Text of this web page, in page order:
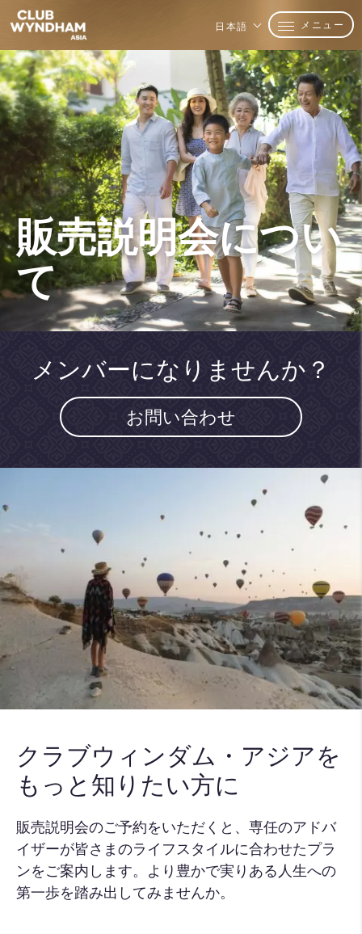
日本語 メニュー
販売説明会につい
て
メンバーになりませんか？
お問い合わせ
クラブウィンダム・アジアを
もっと知りたい方に
販売説明会のご予約をいただくと、専任のアドバ
イザーが皆さまのライフスタイルに合わせたプラ
ンをご案内します。より豊かで実りある人生への
第一歩を踏み出してみませんか。